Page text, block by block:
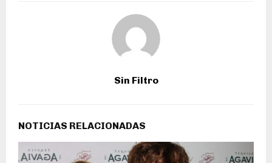
Sin Filtro
NOTICIAS RELACIONADAS